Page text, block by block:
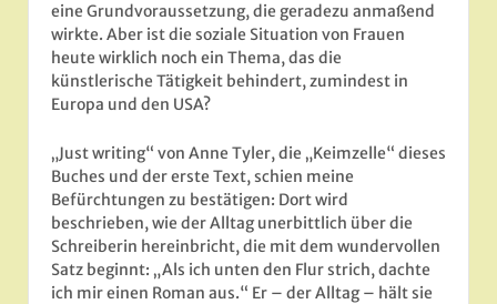
eine Grundvoraussetzung, die geradezu anmaßend
wirkte. Aber ist die soziale Situation von Frauen
heute wirklich noch ein Thema, das die
künstlerische Tätigkeit behindert, zumindest in
Europa und den USA?
„Just writing“ von Anne Tyler, die „Keimzelle“ dieses
Buches und der erste Text, schien meine
Befürchtungen zu bestätigen: Dort wird
beschrieben, wie der Alltag unerbittlich über die
Schreiberin hereinbricht, die mit dem wundervollen
Satz beginnt: „Als ich unten den Flur strich, dachte
ich mir einen Roman aus.“ Er – der Alltag – hält sie